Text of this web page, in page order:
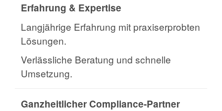
Erfahrung & Expertise
Langjährige Erfahrung mit praxiserprobten
Lösungen.
Verlässliche Beratung und schnelle
Umsetzung.
Ganzheitlicher Compliance-Partner